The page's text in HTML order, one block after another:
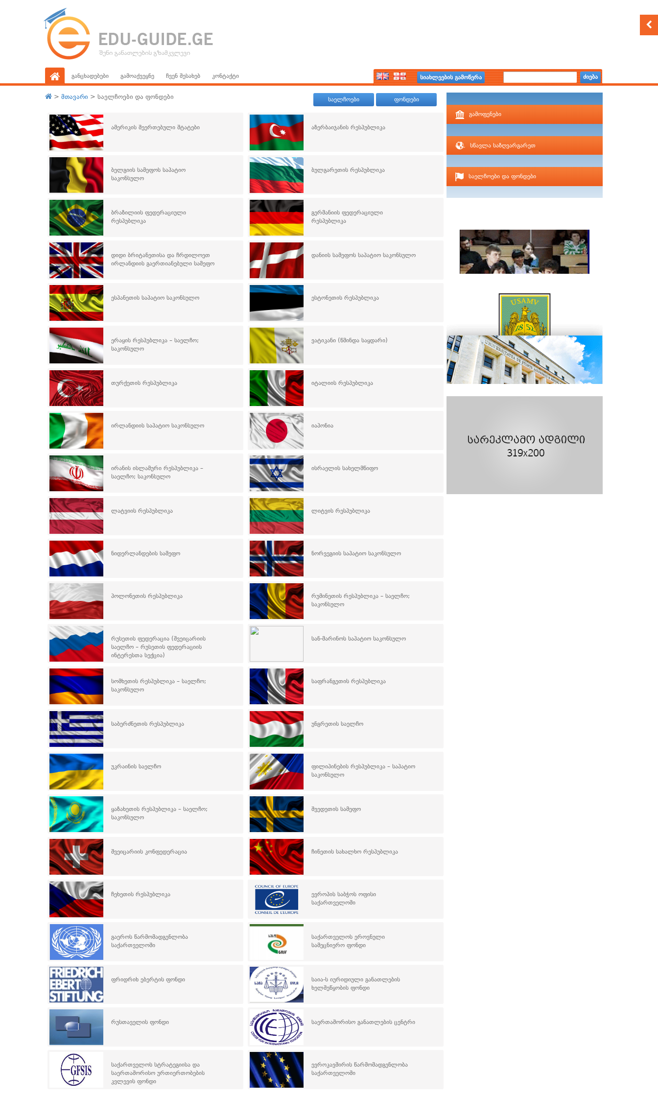
განცხადებები გამოაქვეყნე ჩვენ შესახებ კონტაქტი სიახლეების გამოწერა ძიება
> მთავარი > საელჩოები და ფონდები საელჩოები ფონდები
ამერიკის შეერთებული შტატები აზერბაიჯანის რესპუბლიკა
ბელგიის სამეფოს საპატიო
საკონსულო
ბულგარეთის რესპუბლიკა
ბრაზილიის ფედერაციული
რესპუბლიკა
გერმანიის ფედერაციული
რესპუბლიკა
დიდი ბრიტანეთისა და ჩრდილოეთ
ირლანდიის გაერთიანებული სამეფო
დანიის სამეფოს საპატიო საკონსულო
ესპანეთის საპატიო საკონსულო ესტონეთის რესპუბლიკა
ერაყის რესპუბლიკა – საელჩო;
საკონსულო
ვატიკანი (წმინდა საყდარი)
თურქეთის რესპუბლიკა იტალიის რესპუბლიკა
ირლანდიის საპატიო საკონსულო იაპონია
ირანის ისლამური რესპუბლიკა –
საელჩო; საკონსულო
ისრაელის სახელმწიფო
ლატვიის რესპუბლიკა ლიტვის რესპუბლიკა
ნიდერლანდების სამეფო ნორვეგიის საპატიო საკონსულო
პოლონეთის რესპუბლიკა
რუმინეთის რესპუბლიკა – საელჩო;
საკონსულო
რუსეთის ფედერაცია (შვეიცარიის
საელჩო – რუსეთის ფედერაციის
ინტერესთა სექცია)
სან-მარინოს საპატიო საკონსულო
სომხეთის რესპუბლიკა – საელჩო;
საკონსულო
საფრანგეთის რესპუბლიკა
საბერძნეთის რესპუბლიკა უნგრეთის საელჩო
უკრაინის საელჩო
ფილიპინების რესპუბლიკა – საპატიო
საკონსულო
ყაზახეთის რესპუბლიკა – საელჩო;
საკონსულო
შვედეთის სამეფო
შვეიცარიის კონფედერაცია ჩინეთის სახალხო რესპუბლიკა
ჩეხეთის რესპუბლიკა
ევროპის საბჭოს ოფისი
საქართველოში
გაეროს წარმომადგენლობა
საქართველოში
საქართველოს ეროვნული
სამეცნიერო ფონდი
ფრიდრიხ ებერტის ფონდი
საია-ს იურიდიული განათლების
ხელშეწყობის ფონდი
რუსთაველის ფონდი საერთაშორისო განათლების ცენტრი
საქართველოს სტრატეგიისა და
საერთაშორისო ურთიერთობების
კვლევის ფონდი
ევროკავშირის წარმომადგენლობა
საქართველოში
გამოფენები
სწავლა საზღვარგარეთ
საელჩოები და ფონდები